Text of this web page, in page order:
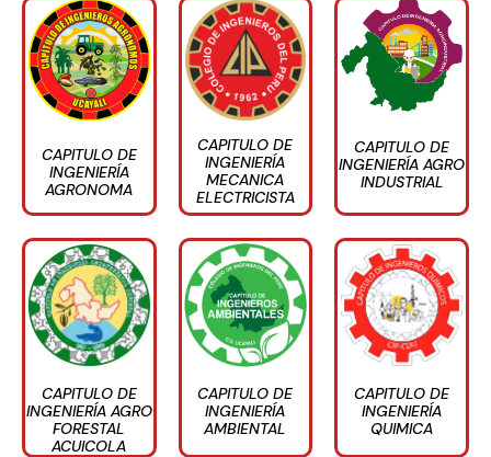
CAPITULO DE
INGENIERÍA
AGRONOMA
CAPITULO DE
INGENIERÍA
MECANICA
ELECTRICISTA
CAPITULO DE
INGENIERÍA AGRO
INDUSTRIAL
CAPITULO DE
INGENIERÍA AGRO
FORESTAL
ACUICOLA
CAPITULO DE
INGENIERÍA
AMBIENTAL
CAPITULO DE
INGENIERÍA
QUIMICA​